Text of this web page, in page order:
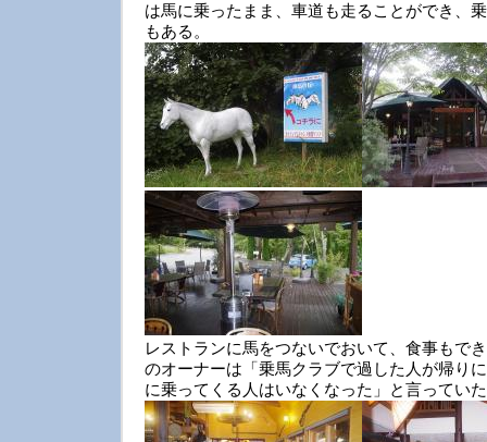
は馬に乗ったまま、車道も走ることができ、
もある。
レストランに馬をつないでおいて、食事もで
のオーナーは「乗馬クラブで過した人が帰り
に乗ってくる人はいなくなった」と言ってい